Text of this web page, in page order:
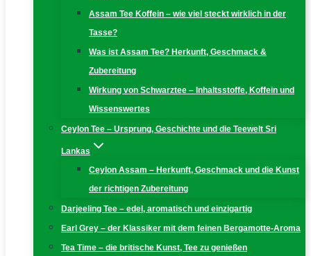
Assam Tee Koffein – wie viel steckt wirklich in der
Tasse?
Was ist Assam Tee? Herkunft, Geschmack &
Zubereitung
Wirkung von Schwarztee – Inhaltsstoffe, Koffein und
Wissenswertes
Ceylon Tee – Ursprung, Geschichte und die Teewelt Sri
Lankas
Ceylon Assam – Herkunft, Geschmack und die Kunst
der richtigen Zubereitung
Darjeeling Tee – edel, aromatisch und einzigartig
Earl Grey – der Klassiker mit dem feinen Bergamotte-Aroma
Tea Time – die britische Kunst, Tee zu genießen